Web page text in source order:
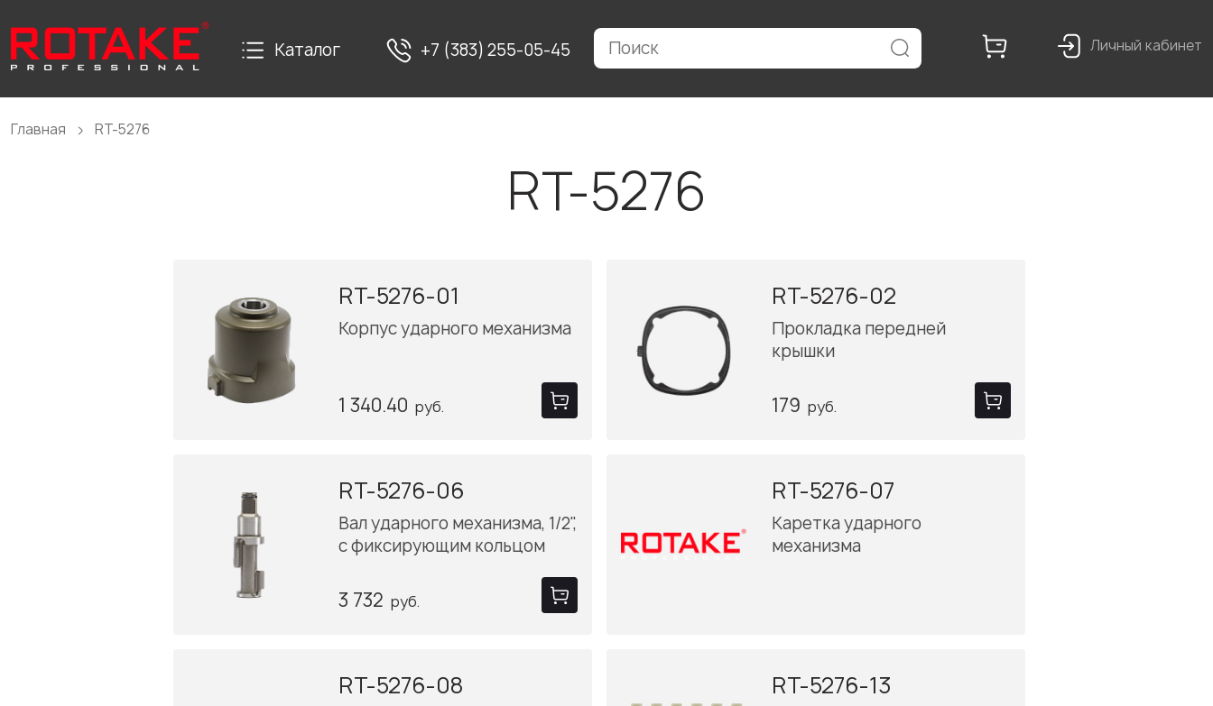
Каталог +7 (383) 255-05-45 Личный кабинет
Главная RT-5276
RT-5276
RT-5276-01
Корпус ударного механизма
1 340.40 руб.
RT-5276-02
Прокладка передней
крышки
179 руб.
RT-5276-06
Вал ударного механизма, 1/2",
с фиксирующим кольцом
3 732 руб.
RT-5276-07
Каретка ударного
механизма
RT-5276-08 RT-5276-13